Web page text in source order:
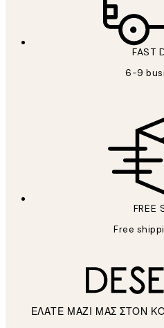
FAST
6-9
FREE
Free
ΕΛΑΤΕ ΜΑΖΙ ΜΑΣ ΣΤΟΝ